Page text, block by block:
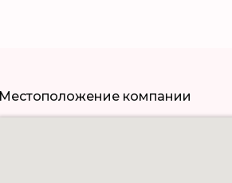
Местоположение компании